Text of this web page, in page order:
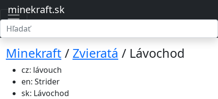
minekraft.sk
Minekraft / Zvieratá / Lávochod
cz: lávouch
en: Strider
sk: Lávochod